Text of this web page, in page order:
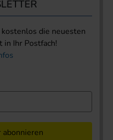
die neuesten
in Ihr Postfach!